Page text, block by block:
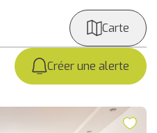
Créer une alerte
Carte